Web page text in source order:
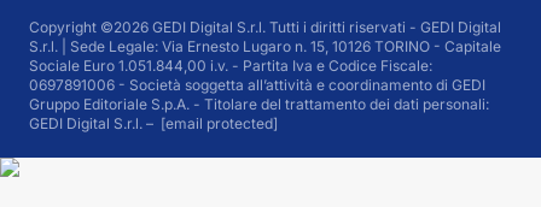
Copyright ©2026 GEDI Digital S.r.l. Tutti i diritti riservati - GEDI Digital
S.r.l. | Sede Legale: Via Ernesto Lugaro n. 15, 10126 TORINO - Capitale
Sociale Euro 1.051.844,00 i.v. - Partita Iva e Codice Fiscale:
0697891006 - Società soggetta all’attività e coordinamento di GEDI
Gruppo Editoriale S.p.A. - Titolare del trattamento dei dati personali:
GEDI Digital S.r.l. – [email protected]